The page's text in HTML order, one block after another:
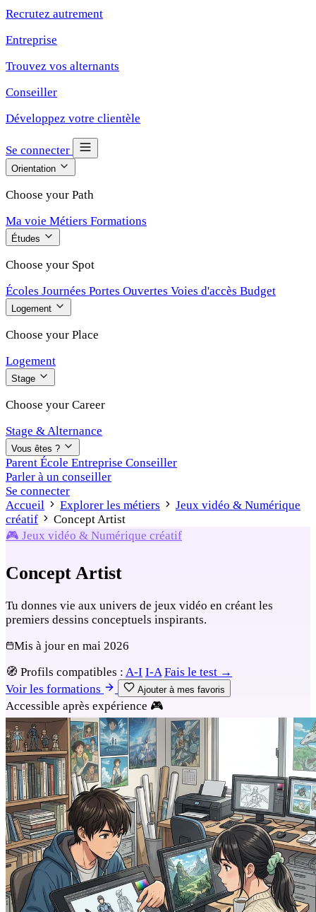
Recrutez autrement
Entreprise
Trouvez vos alternants
Conseiller
Développez votre clientèle
Se connecter
Orientation
Choose your Path
Ma voie Métiers Formations
Études
Choose your Spot
Écoles Journées Portes Ouvertes Voies d'accès Budget
Logement
Choose your Place
Logement
Stage
Choose your Career
Stage & Alternance
Vous êtes ?
Parent École Entreprise Conseiller
Parler à un conseiller
Se connecter
Accueil
Explorer les métiers
Jeux vidéo & Numérique
créatif
Concept Artist
🎮 Jeux vidéo & Numérique créatif
Concept Artist
Tu donnes vie aux univers de jeux vidéo en créant les
premiers dessins conceptuels inspirants.
Mis à jour en mai 2026
🧭 Profils compatibles : A-I I-A Fais le test →
Voir les formations
Ajouter à mes favoris
Accessible après expérience 🎮